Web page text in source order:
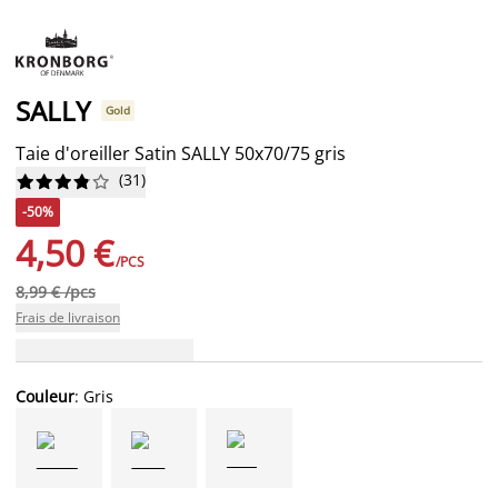
SALLY Gold
Taie d'oreiller Satin SALLY 50x70/75 gris





 (31)
-50%
4,50 €/PCS
8,99 € /pcs
Frais de livraison
Couleur: Gris